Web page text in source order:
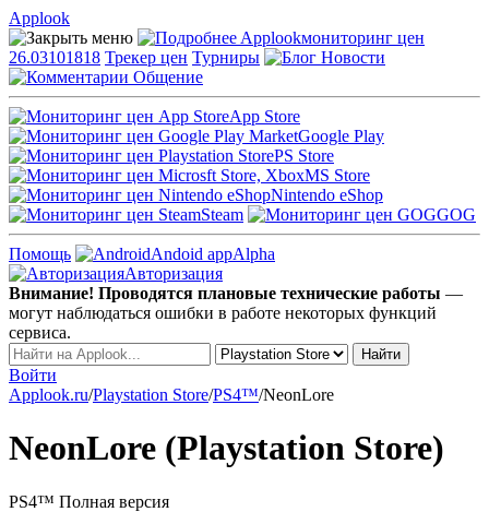
Applook
Applookмониторинг цен
26.03101818 Трекер цен Турниры
Новости
Общение
App Store
Google Play
PS Store
MS Store
Nintendo eShop
Steam
GOG
Помощь Andoid appAlpha
Авторизация
Внимание! Проводятся плановые технические работы —
могут наблюдаться ошибки в работе некоторых функций
сервиса.
Войти
Applook.ru/Playstation Store/PS4™/NeonLore
NeonLore (Playstation Store)
PS4™ Полная версия